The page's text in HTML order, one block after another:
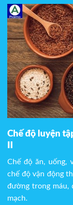
Chế độ luyện
Chế độ ăn, uống,
chế độ vận động
đường trong máu,
mạch.